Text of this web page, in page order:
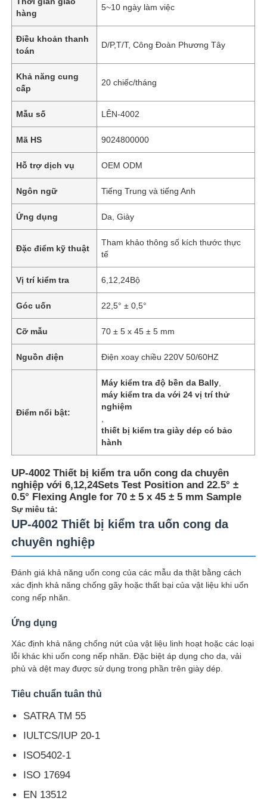
Nhà
Sản phẩm
Về chúng tôi
Tham quan nhà máy
Kiểm soát chất lượng
hàng
5~10 ngày làm việc
Điều khoản thanh
toán
D/P,T/T, Công Đoàn Phương Tây
Khả năng cung
cấp
20 chiếc/tháng
Mẫu số LÊN-4002
Mã HS 9024800000
Hỗ trợ dịch vụ OEM ODM
Ngôn ngữ Tiếng Trung và tiếng Anh
Ứng dụng Da, Giày
Đặc điểm kỹ thuật
Tham khảo thông số kích thước thực
tế
Vị trí kiểm tra 6,12,24Bộ
Góc uốn 22,5° ± 0,5°
Cỡ mẫu 70 ± 5 x 45 ± 5 mm
Nguồn điện Điện xoay chiều 220V 50/60HZ
Điểm nổi bật:
Máy kiểm tra độ bền da Bally
máy kiểm tra da với 24 vị trí thử
nghiệm
thiết bị kiểm tra giày dép có bảo
hành
UP-4002 Thiết bị kiểm tra uốn cong da chuyên
nghiệp với 6,12,24Sets Test Position and 22.5° ±
0.5° Flexing Angle for 70 ± 5 x 45 ± 5 mm Sample
Sự miêu tả:
UP-4002 Thiết bị kiểm tra uốn cong da
chuyên nghiệp
Đánh giá khả năng uốn cong của các mẫu da thật bằng cách
xác định khả năng chống gãy hoặc thất bại của vật liệu khi uốn
cong nếp nhăn.
Ứng dụng
Xác định khả năng chống nứt của vật liệu linh hoạt hoặc các loại
lỗi khác khi uốn cong nếp nhăn. Đặc biệt áp dụng cho da, vải
phủ và dệt may được sử dụng trong phần trên giày dép.
Tiêu chuẩn tuân thủ
SATRA TM 55
IULTCS/IUP 20-1
ISO5402-1
ISO 17694
EN 13512